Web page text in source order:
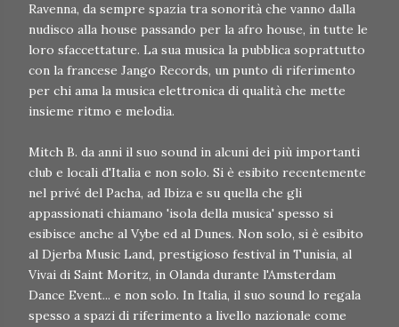
Ravenna, da sempre spazia tra sonorità che vanno dalla
nudisco alla house passando per la afro house, in tutte le
loro sfaccettature. La sua musica la pubblica soprattutto
con la francese Jango Records, un punto di riferimento
per chi ama la musica elettronica di qualità che mette
insieme ritmo e melodia.
Mitch B. da anni il suo sound in alcuni dei più importanti
club e locali d'Italia e non solo. Si è esibito recentemente
nel privé del Pacha, ad Ibiza e su quella che gli
appassionati chiamano 'isola della musica' spesso si
esibisce anche al Vybe ed al Dunes. Non solo, si è esibito
al Djerba Music Land, prestigioso festival in Tunisia, al
Vivai di Saint Moritz, in Olanda durante l'Amsterdam
Dance Event... e non solo. In Italia, il suo sound lo regala
spesso a spazi di riferimento a livello nazionale come